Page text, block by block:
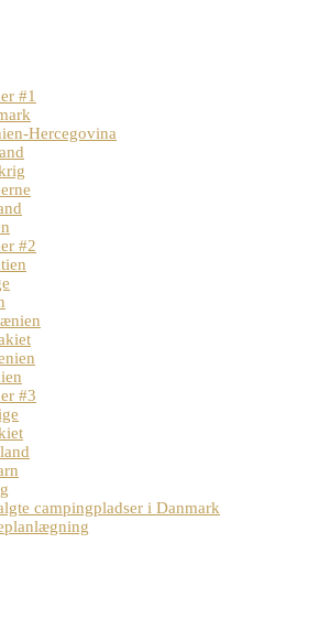
#1
Hercegovina
#2
#3
campingpladser i Danmark